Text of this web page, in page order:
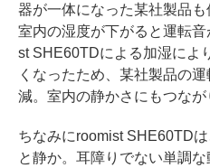
器が一体になった某社製品
室内の湿度が下がると運転
st SHE60TDによる加湿によ
くなったため、某社製品の
減。室内の静かさにもつなが
ちなみにroomist SHE60TD
と静か。耳障りでない単調